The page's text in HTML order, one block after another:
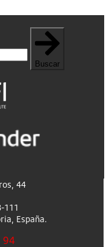
Buscar
44
111
España.
94